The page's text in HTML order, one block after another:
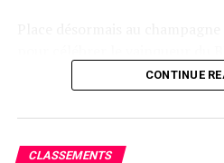
CONTINUE
CLASSEMENTS